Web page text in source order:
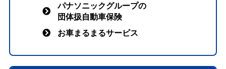
パナソニックグループの
団体扱自動車保険
お車まるまるサービス